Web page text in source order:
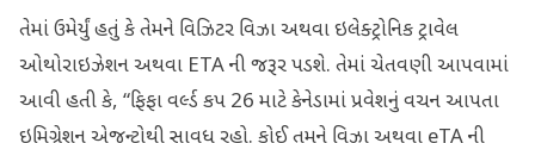
તેમાં ઉમેર્યું હતું કે તેમને વિઝિટર વિઝા અથવા ઇલેક્ટ્રોનિક ટ્રાવેલ
ઓથોરાઇઝેશન અથવા ETA ની જરૂર પડશે. તેમાં ચેતવણી આપવામાં
આવી હતી કે, “ફિફા વર્લ્ડ કપ 26 માટે કેનેડામાં પ્રવેશનું વચન આપતા